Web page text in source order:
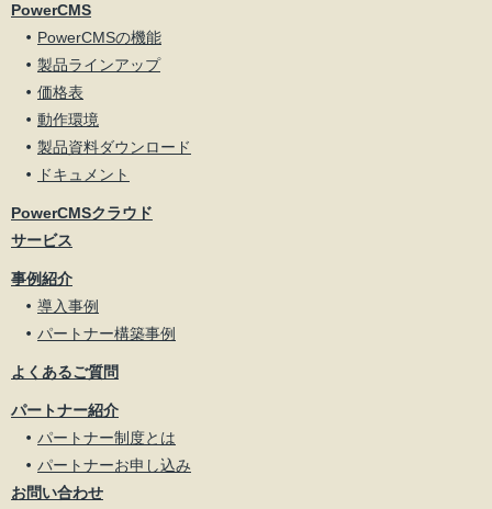
PowerCMS
PowerCMSの機能
製品ラインアップ
価格表
動作環境
製品資料ダウンロード
ドキュメント
PowerCMSクラウド
サービス
事例紹介
導入事例
パートナー構築事例
よくあるご質問
パートナー紹介
パートナー制度とは
パートナーお申し込み
お問い合わせ